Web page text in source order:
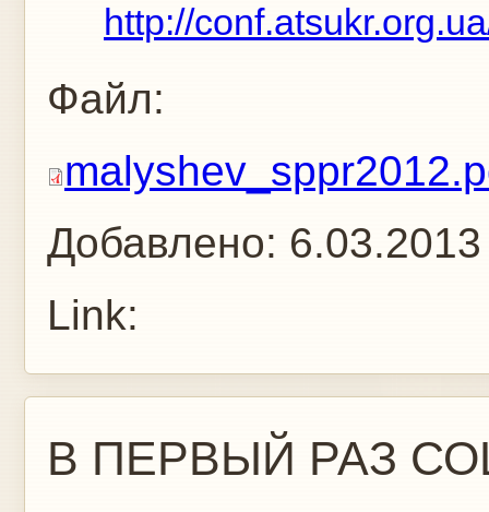
http://
Файл:
Добавлено: 6.03.2013
Link:
В ПЕРВЫЙ РАЗ